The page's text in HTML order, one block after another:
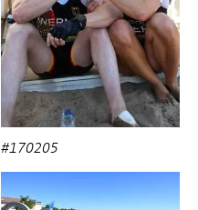
#170205